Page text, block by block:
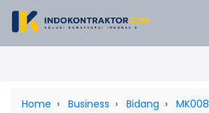
Home Business Bidang MK008